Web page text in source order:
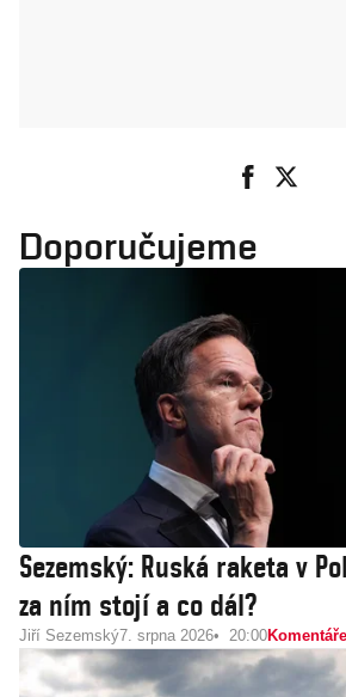
Doporučujeme
Sezemský: Ruská raketa v
za ním stojí a co dál?
Jiří Sezemský7. srpna 2026 20:00Komentáře